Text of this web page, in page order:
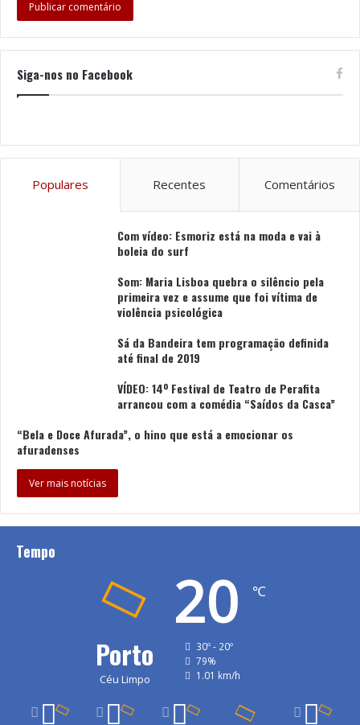
Siga-nos no Facebook
Populares Recentes Comentários
Com vídeo: Esmoriz está na moda e vai à
boleia do surf
Som: Maria Lisboa quebra o silêncio pela
primeira vez e assume que foi vítima de
violência psicológica
Sá da Bandeira tem programação definida
até final de 2019
VÍDEO: 14º Festival de Teatro de Perafita
arrancou com a comédia “Saídos da Casca”
“Bela e Doce Afurada”, o hino que está a emocionar os
afuradenses
Ver mais notícias
Tempo
Porto
Céu Limpo
20 ℃
30º - 20º
79%
1.01 km/h